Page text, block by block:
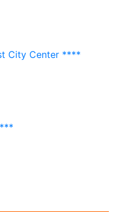
City Center ****